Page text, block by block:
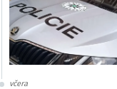
včera